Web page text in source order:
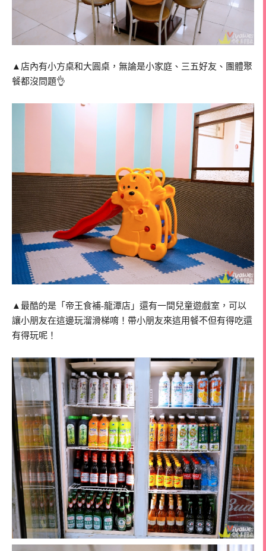
▲店內有小方桌和大圓桌，無論是小家庭、三五好友、團體聚
餐都沒問題👌
▲最酷的是「帝王食補-龍潭店」還有一間兒童遊戲室，可以
讓小朋友在這邊玩溜滑梯唷！帶小朋友來這用餐不但有得吃還
有得玩呢！